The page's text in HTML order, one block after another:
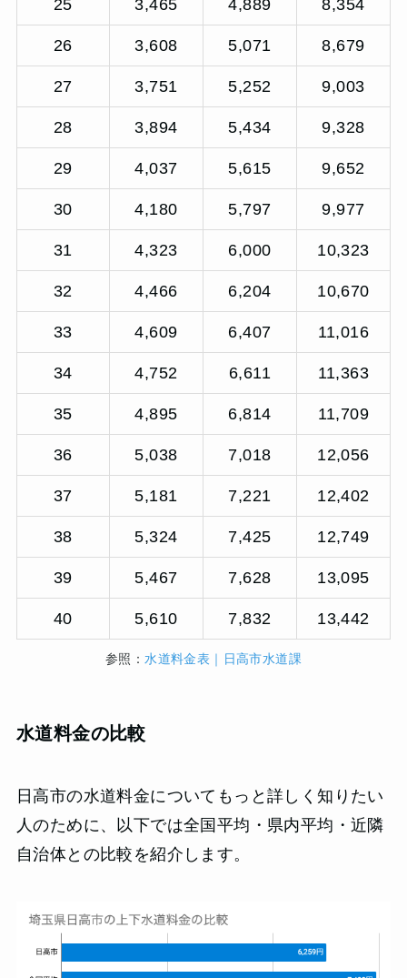
25 3,465 4,889 8,354
26 3,608 5,071 8,679
27 3,751 5,252 9,003
28 3,894 5,434 9,328
29 4,037 5,615 9,652
30 4,180 5,797 9,977
31 4,323 6,000 10,323
32 4,466 6,204 10,670
33 4,609 6,407 11,016
34 4,752 6,611 11,363
35 4,895 6,814 11,709
36 5,038 7,018 12,056
37 5,181 7,221 12,402
38 5,324 7,425 12,749
39 5,467 7,628 13,095
40 5,610 7,832 13,442
参照：水道料金表｜日高市水道課
水道料金の比較
日高市の水道料金についてもっと詳しく知りたい
人のために、以下では全国平均・県内平均・近隣
自治体との比較を紹介します。